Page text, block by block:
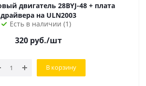
драйвера на ULN2003
Есть в наличии (1)
320руб./шт
В корзину